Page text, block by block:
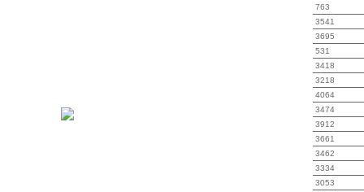
763
3541
3695
531
3418
3218
4064
3474
3912
3661
3462
3334
3053